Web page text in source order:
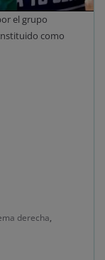
el grupo
como
derecha,